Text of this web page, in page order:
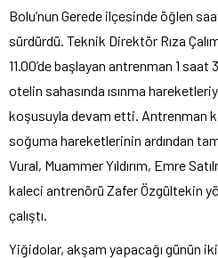
Bolu’nun Gerede ilçesinde öğlen
sürdürdü. Teknik Direktör Rıza
11.00’de başlayan antrenman 1
otelin sahasında ısınma
koşusuyla devam etti. Antrenman
soğuma hareketlerinin ardından
Vural, Muammer Yıldırım, Emre
kaleci antrenörü Zafer Özgültekin
çalıştı.
Yiğidolar, akşam yapacağı günün